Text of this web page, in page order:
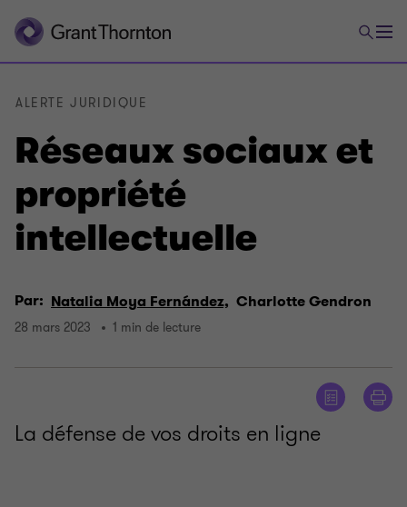
Réseaux sociaux et
propriété
intellectuelle
ALERTE JURIDIQUE
Par: Natalia Moya Fernández, Charlotte Gendron
28 mars 2023 1 min de lecture
La défense de vos droits en ligne